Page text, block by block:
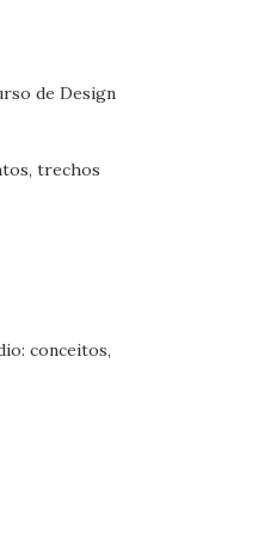
de Design
trechos
conceitos,